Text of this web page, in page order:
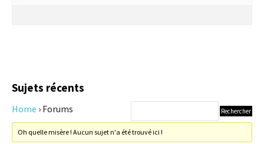
Sujets récents
Home › Forums
Oh quelle misère ! Aucun sujet n'a été trouvé ici !